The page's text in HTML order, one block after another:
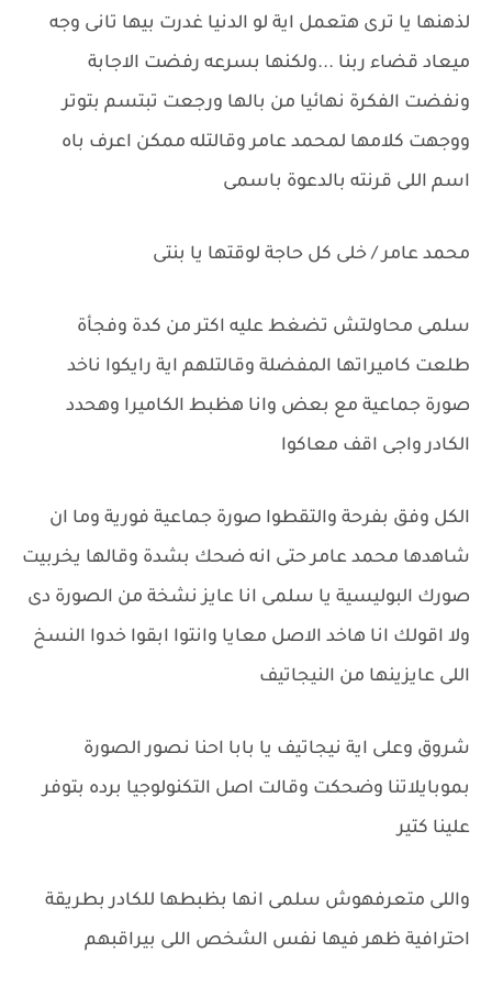
لذهنها يا ترى هتعمل اية لو الدنيا غدرت بيها تانى وجه
ميعاد قضاء ربنا ...ولكنها بسرعه رفضت الاجابة
ونفضت الفكرة نهائيا من بالها ورجعت تبتسم بتوتر
ووجهت كلامها لمحمد عامر وقالتله ممكن اعرف باه
اسم اللى قرنته بالدعوة باسمى
محمد عامر / خلى كل حاجة لوقتها يا بنتى
سلمى محاولتش تضغط عليه اكتر من كدة وفجأة
طلعت كاميراتها المفضلة وقالتلهم اية رايكوا ناخد
صورة جماعية مع بعض وانا هظبط الكاميرا وهحدد
الكادر واجى اقف معاكوا
الكل وفق بفرحة والتقطوا صورة جماعية فورية وما ان
شاهدها محمد عامر حتى انه ضحك بشدة وقالها يخربيت
صورك البوليسية يا سلمى انا عايز نشخة من الصورة دى
ولا اقولك انا هاخد الاصل معايا وانتوا ابقوا خدوا النسخ
اللى عايزينها من النيجاتيف
شروق وعلى اية نيجاتيف يا بابا احنا نصور الصورة
بموبايلاتنا وضحكت وقالت اصل التكنولوجيا برده بتوفر
علينا كتير
واللى متعرفهوش سلمى انها بظبطها للكادر بطريقة
احترافية ظهر فيها نفس الشخص اللى بيراقبهم